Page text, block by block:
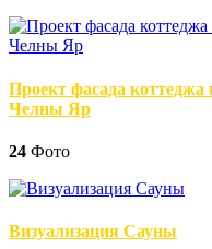
Проект фасада коттеджа
Челны Яр
24 Фото
Визуализация Сауны